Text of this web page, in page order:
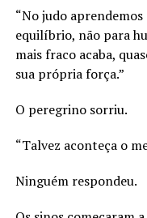
“No judo
equilíbrio, não para
mais fraco acaba,
sua própria força.”
O peregrino sorriu.
“Talvez aconteça o
Ninguém respondeu.